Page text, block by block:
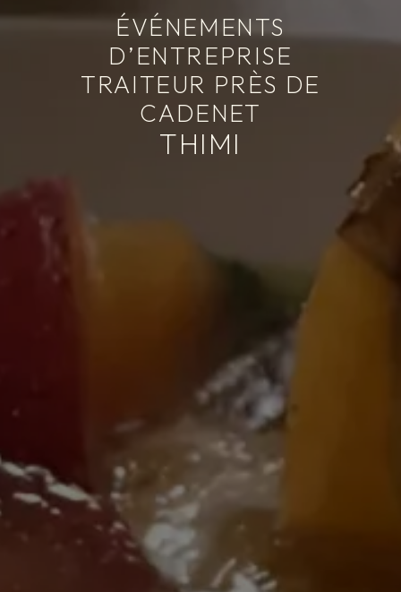
ÉVÉNEMENTS
D’ENTREPRISE
TRAITEUR PRÈS DE
CADENET
THIMI